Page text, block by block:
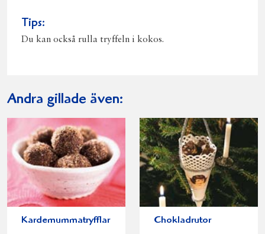
Tips:
Du kan också rulla tryffeln i kokos.
Andra gillade även:
Kardemummatryfflar Chokladrutor